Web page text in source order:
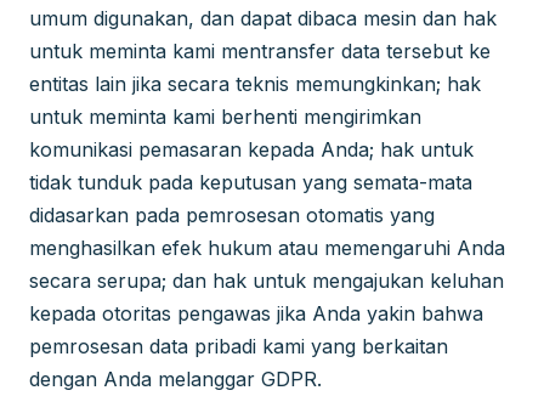
umum digunakan, dan dapat dibaca mesin dan hak
untuk meminta kami mentransfer data tersebut ke
entitas lain jika secara teknis memungkinkan; hak
untuk meminta kami berhenti mengirimkan
komunikasi pemasaran kepada Anda; hak untuk
tidak tunduk pada keputusan yang semata-mata
didasarkan pada pemrosesan otomatis yang
menghasilkan efek hukum atau memengaruhi Anda
secara serupa; dan hak untuk mengajukan keluhan
kepada otoritas pengawas jika Anda yakin bahwa
pemrosesan data pribadi kami yang berkaitan
dengan Anda melanggar GDPR.